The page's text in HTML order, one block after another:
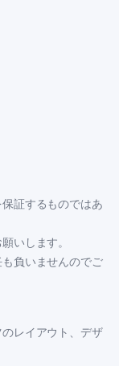
証するものではあ
いします。
負いませんのでご
レイアウト、デザ